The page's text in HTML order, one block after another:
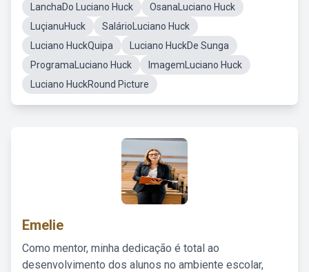
LanchaDo Luciano Huck
OsanaLuciano Huck
LuçianuHuck
SalárioLuciano Huck
Luciano HuckQuipa
Luciano HuckDe Sunga
ProgramaLuciano Huck
ImagemLuciano Huck
Luciano HuckRound Picture
Emelie
Como mentor, minha dedicação é total ao
desenvolvimento dos alunos no ambiente escolar,